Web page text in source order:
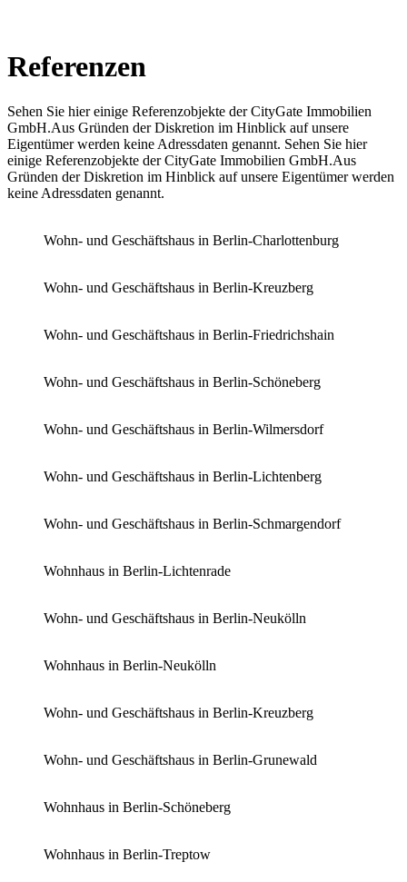
Referenzen
Sehen Sie hier einige Referenzobjekte der CityGate Immobilien
GmbH.Aus Gründen der Diskretion im Hinblick auf unsere
Eigentümer werden keine Adressdaten genannt. Sehen Sie hier
einige Referenzobjekte der CityGate Immobilien GmbH.Aus
Gründen der Diskretion im Hinblick auf unsere Eigentümer werden
keine Adressdaten genannt.
Wohn- und Geschäftshaus in Berlin-Charlottenburg
Wohn- und Geschäftshaus in Berlin-Kreuzberg
Wohn- und Geschäftshaus in Berlin-Friedrichshain
Wohn- und Geschäftshaus in Berlin-Schöneberg
Wohn- und Geschäftshaus in Berlin-Wilmersdorf
Wohn- und Geschäftshaus in Berlin-Lichtenberg
Wohn- und Geschäftshaus in Berlin-Schmargendorf
Wohnhaus in Berlin-Lichtenrade
Wohn- und Geschäftshaus in Berlin-Neukölln
Wohnhaus in Berlin-Neukölln
Wohn- und Geschäftshaus in Berlin-Kreuzberg
Wohn- und Geschäftshaus in Berlin-Grunewald
Wohnhaus in Berlin-Schöneberg
Wohnhaus in Berlin-Treptow